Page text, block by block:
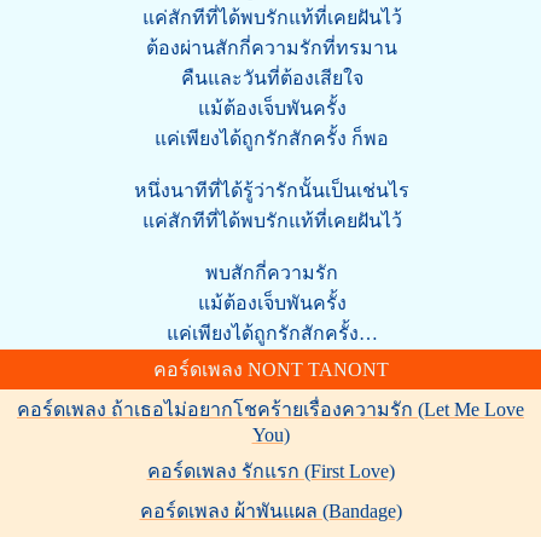
แค่สักทีที่ได้พบรักแท้ที่เคยฝันไว้
ต้องผ่านสักกี่ความรักที่ทรมาน
คืนและวันที่ต้องเสียใจ
แม้ต้องเจ็บพันครั้ง
แค่เพียงได้ถูกรักสักครั้ง ก็พอ
หนึ่งนาทีที่ได้รู้ว่ารักนั้นเป็นเช่นไร
แค่สักทีที่ได้พบรักแท้ที่เคยฝันไว้
พบสักกี่ความรัก
แม้ต้องเจ็บพันครั้ง
แค่เพียงได้ถูกรักสักครั้ง…
คอร์ดเพลง NONT TANONT
คอร์ดเพลง ถ้าเธอไม่อยากโชคร้ายเรื่องความรัก (Let Me Love
You)
คอร์ดเพลง รักแรก (First Love)
คอร์ดเพลง ผ้าพันแผล (Bandage)